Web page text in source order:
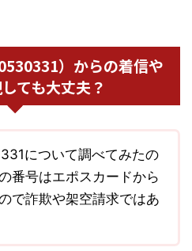
）からの着信や
ても大丈夫？
について調べてみたの
番号はエポスカードから
で詐欺や架空請求ではあ